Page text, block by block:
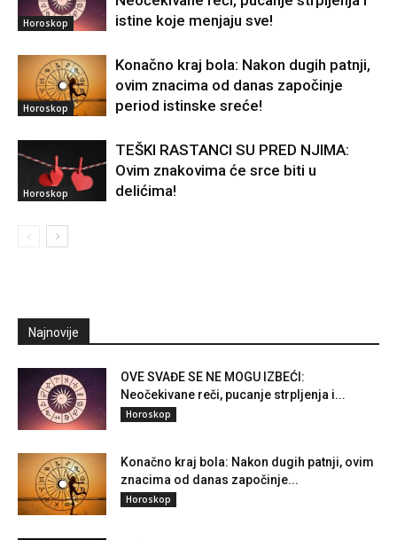
Horoskop
istine koje menjaju sve!
Horoskop
Konačno kraj bola: Nakon dugih patnji,
ovim znacima od danas započinje
period istinske sreće!
Horoskop
TEŠKI RASTANCI SU PRED NJIMA:
Ovim znakovima će srce biti u
delićima!
Najnovije
OVE SVAĐE SE NE MOGU IZBEĆI:
Neočekivane reči, pucanje strpljenja i...
Horoskop
Konačno kraj bola: Nakon dugih patnji, ovim
znacima od danas započinje...
Horoskop